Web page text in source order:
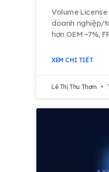
Volume
doanh nghiệp/
hơn OEM ~7%,
XEM CHI TIẾT
Lê Thị Thu Thơm